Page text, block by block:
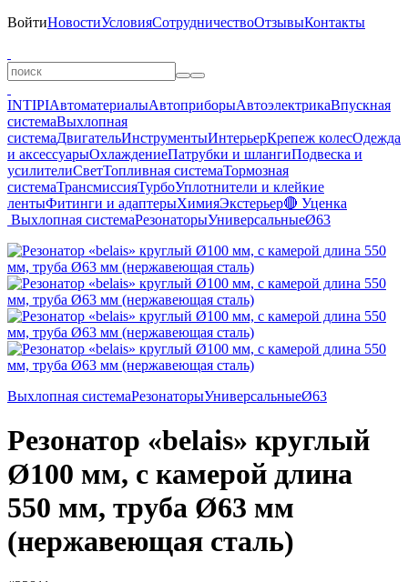
ВойтиНовостиУсловияСотрудничествоОтзывыКонтакты
INTIPIАвтоматериалыАвтоприборыАвтоэлектрикаВпускная
системаВыхлопная
системаДвигательИнструментыИнтерьерКрепеж колесОдежда
и аксессуарыОхлаждениеПатрубки и шлангиПодвеска и
усилителиСветТопливная системаТормозная
системаТрансмиссияТурбоУплотнители и клейкие
лентыФитинги и адаптерыХимияЭкстерьер🔴 Уценка
Выхлопная системаРезонаторыУниверсальныеØ63
Выхлопная системаРезонаторыУниверсальныеØ63
Резонатор «belais» круглый
Ø100 мм, c камерой длина
550 мм, труба Ø63 мм
(нержавеющая сталь)